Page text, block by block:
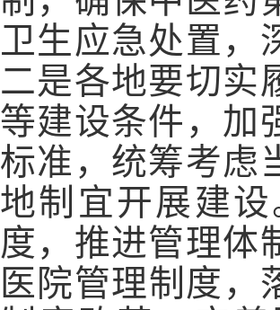
卫生应急处置，
二是各地要切实
等建设条件，加
标准，统筹考虑
地制宜开展建
度，推进管理体
医院管理制度，